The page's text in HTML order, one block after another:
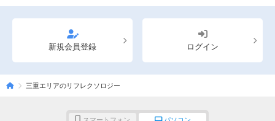
新規会員登録 ログイン
三重エリアのリフレクソロジー